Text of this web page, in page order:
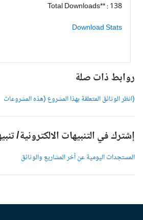
Total Downloads** : 138
Download Stats
روابط ذات صلة
(انظر الوثائق المتعلقة بهذا المشروع (هذه المشروعات
إشترك في التنبيهات الالكترونية/
المستجدات اليومية عن آخر المشاريع والوثائق